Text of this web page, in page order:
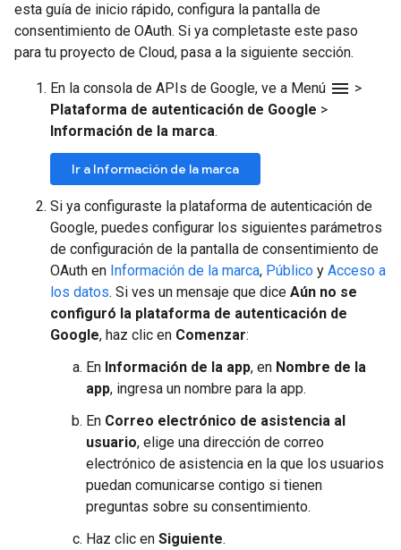
esta guía de inicio rápido, configura la pantalla de
consentimiento de OAuth. Si ya completaste este paso
para tu proyecto de Cloud, pasa a la siguiente sección.
En la consola de APIs de Google, ve a Menú menu >
Plataforma de autenticación de Google >
Información de la marca.
Ir a Información de la marca
Si ya configuraste la plataforma de autenticación de
Google, puedes configurar los siguientes parámetros
de configuración de la pantalla de consentimiento de
OAuth en Información de la marca, Público y Acceso a
los datos. Si ves un mensaje que dice Aún no se
configuró la plataforma de autenticación de
Google, haz clic en Comenzar:
En Información de la app, en Nombre de la
app, ingresa un nombre para la app.
En Correo electrónico de asistencia al
usuario, elige una dirección de correo
electrónico de asistencia en la que los usuarios
puedan comunicarse contigo si tienen
preguntas sobre su consentimiento.
Haz clic en Siguiente.